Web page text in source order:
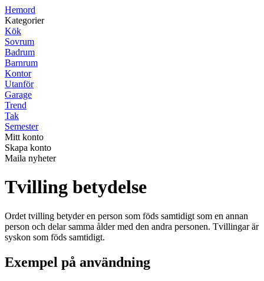
Hemord
Kategorier
Kök
Sovrum
Badrum
Barnrum
Kontor
Utanför
Garage
Trend
Tak
Semester
Mitt konto
Skapa konto
Maila nyheter
Tvilling betydelse
Ordet tvilling betyder en person som föds samtidigt som en annan
person och delar samma ålder med den andra personen. Tvillingar är
syskon som föds samtidigt.
Exempel på användning